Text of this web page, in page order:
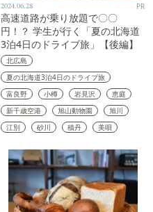
2024.06.28 PR
高速道路が乗り放題で〇〇
円！？ 学生が行く「夏の北海道
3泊4日のドライブ旅」【後編】
北広島
夏の北海道3泊4日のドライブ旅
富良野
小樽 岩見沢
恵庭
新千歳空港
旭山動物園
旭川
江別
砂川 積丹 美唄